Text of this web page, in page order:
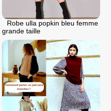
Robe ulla popkin bleu femme
grande taille